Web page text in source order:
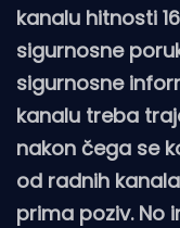
kanalu hitnosti
sigurnosne
sigurnosne
kanalu treba
nakon čega se
od radnih
prima poziv. No